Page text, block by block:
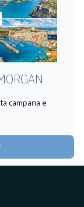
campana e